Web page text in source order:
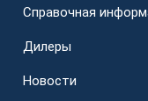
Справочная
Дилеры
Новости